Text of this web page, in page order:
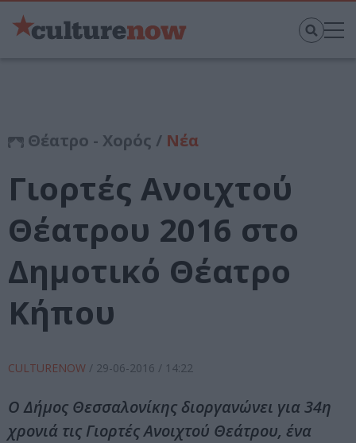
Θέατρο - Χορός / Νέα
Γιορτές Ανοιχτού
Θέατρου 2016 στο
Δημοτικό Θέατρο
Κήπου
CULTURENOW / 29-06-2016 / 14:22
Ο Δήμος Θεσσαλονίκης διοργανώνει για 34η
χρονιά τις Γιορτές Ανοιχτού Θεάτρου, ένα